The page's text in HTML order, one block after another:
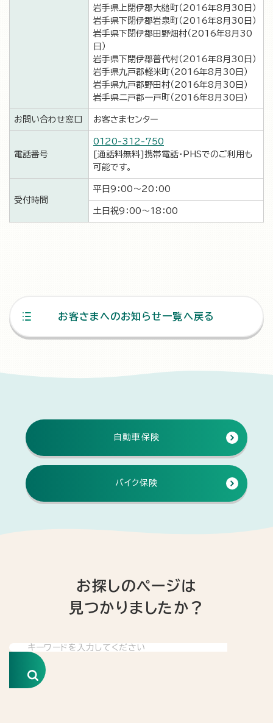
岩手県上閉伊郡大槌町（2016年8月30日）
岩手県下閉伊郡岩泉町（2016年8月30日）
岩手県下閉伊郡田野畑村（2016年8月30
日）
岩手県下閉伊郡普代村（2016年8月30日）
岩手県九戸郡軽米町（2016年8月30日）
岩手県九戸郡野田村（2016年8月30日）
岩手県二戸郡一戸町（2016年8月30日）
お問い合わせ窓口 お客さまセンター
電話番号
0120-312-750
[通話料無料]携帯電話・PHSでのご利用も
可能です。
受付時間
平日9：00～20：00
土日祝9：00～18：00
お客さまへのお知らせ一覧へ戻る
自動車保険
バイク保険
お探しのページは
見つかりましたか？
検索